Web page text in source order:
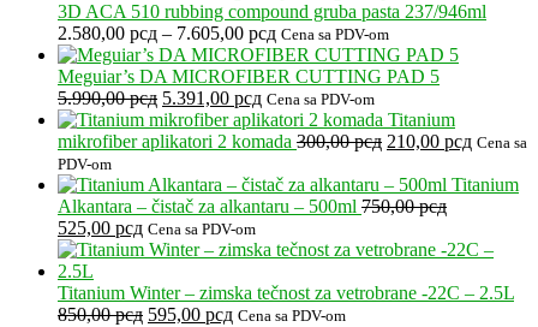
3D ACA 510 rubbing compound gruba pasta 237/946ml
2.580,00 рсд – 7.605,00 рсдRaspon
cena:
od
2.580,00 рсд
do
7.605,00 рсд
Cena sa PDV-om
Meguiar’s DA MICROFIBER CUTTING PAD 5
5.990,00рсд Originalna
cena
je
5.990,00 рсд.
5.391,00 рсдTrenutna
cena
je:
Cena sa PDV-om
Titanium
mikrofiber aplikatori 2 komada 300,00рсд Originalna
je
bila:
210,00 рсдTrenutna
je:
Cena sa
PDV-om
Titanium
Alkantara – čistač za alkantaru – 500ml 750,00рсд
Originalna
cena
je
bila:
750,00 рсд.
525,00 рсдTrenutna
cena
525,00 рсд.
Cena sa PDV-om
Titanium Winter – zimska tečnost za vetrobrane -22C – 2.5L
850,00рсд Originalna
595,00 рсдTrenutna
Cena sa PDV-om